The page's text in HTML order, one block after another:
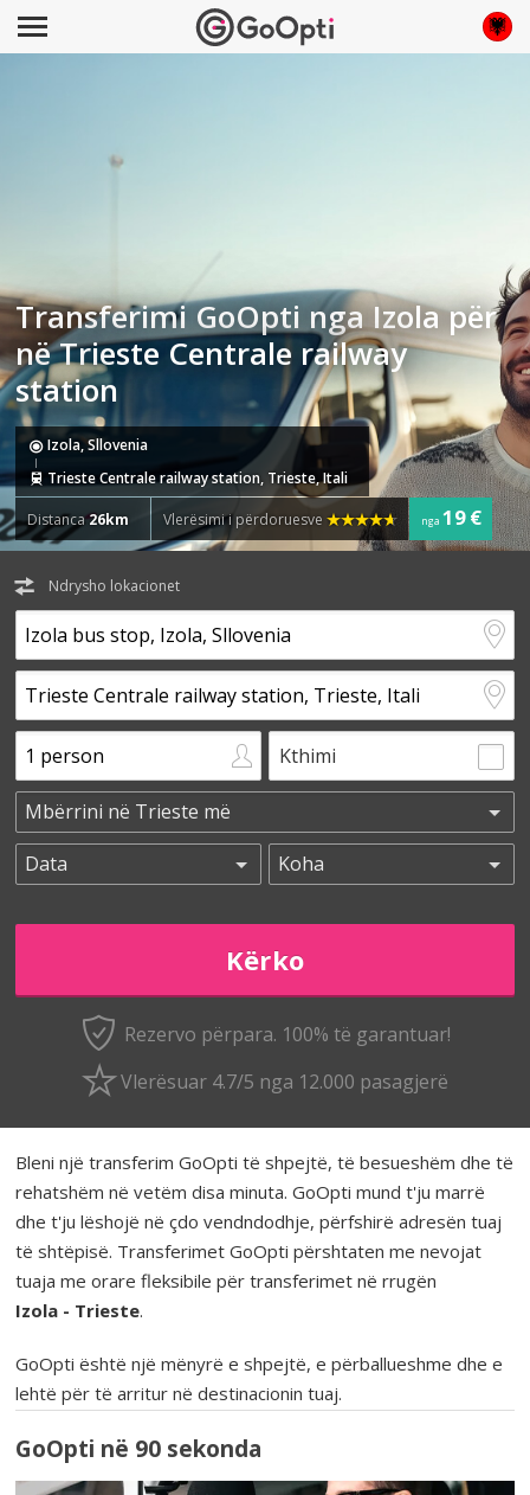
Transferimi GoOpti nga Izola për
në Trieste Centrale railway
station
Izola, Sllovenia
Trieste Centrale railway station, Trieste, Itali
Distanca26km Vlerësimi i përdoruesve nga 19 €
Ndrysho lokacionet
Kthimi
Rezervo përpara. 100% të garantuar!
Vlerësuar 4.7/5 nga 12.000 pasagjerë
Bleni një transferim GoOpti të shpejtë, të besueshëm dhe të
rehatshëm në vetëm disa minuta. GoOpti mund t'ju marrë
dhe t'ju lëshojë në çdo vendndodhje, përfshirë adresën tuaj
të shtëpisë. Transferimet GoOpti përshtaten me nevojat
tuaja me orare fleksibile për transferimet në rrugën
Izola - Trieste.
GoOpti është një mënyrë e shpejtë, e përballueshme dhe e
lehtë për të arritur në destinacionin tuaj.
GoOpti në 90 sekonda